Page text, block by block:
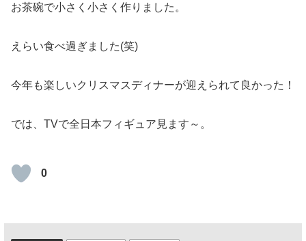
お茶碗で小さく小さく作りました。
えらい食べ過ぎました(笑)
今年も楽しいクリスマスディナーが迎えられて良かった！
では、TVで全日本フィギュア見ます～。
0